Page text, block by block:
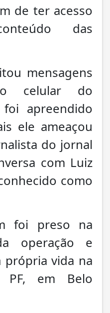
de ter acesso
das
mensagens
celular do
apreendido
ele ameaçou
do jornal
com Luiz
como
foi preso na
operação e
vida na
PF, em Belo